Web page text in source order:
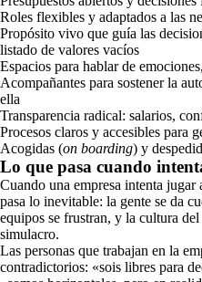
Roles flexibles y adaptados a las
Propósito vivo que guía las
listado de valores vacíos
Espacios para hablar de
Acompañantes para sostener la
ella
Transparencia radical: salarios,
Procesos claros y accesibles para
Acogidas (on boarding) y
Lo que pasa cuando
Cuando una empresa intenta
pasa lo inevitable: la gente se da
equipos se frustran, y la cultura
simulacro.
Las personas que trabajan en la
contradictorios: «sois libres para